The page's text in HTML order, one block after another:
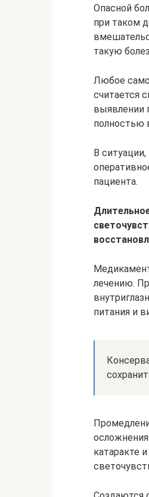
Опасной
при таком
такую
Любое
считается
выявлении
полностью
В
пациента.
лечению.
питания и
катаракте